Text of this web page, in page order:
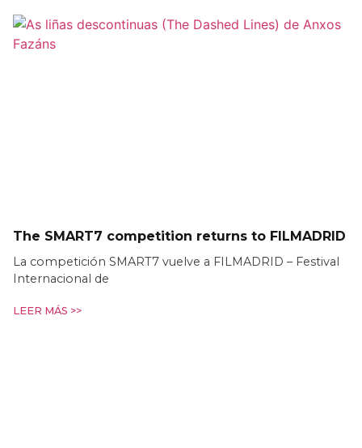
The SMART7 competition returns to FILMADRID
La competición SMART7 vuelve a FILMADRID – Festival
Internacional de
LEER MÁS >>